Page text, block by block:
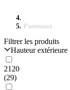
Panneaux
Filtrer les produits
Hauteur extérieure
2120
(29)